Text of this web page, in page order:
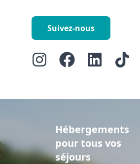
Suivez-nous
Hébergements
pour tous vos
séjours